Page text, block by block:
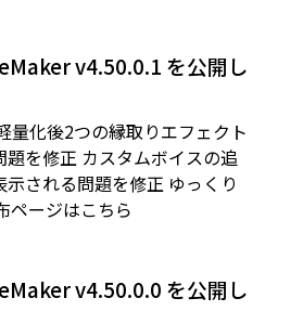
v4.50.0.1 を公開し
量化後2つの縁取りエフェクト
を修正 カスタムボイスの追
される問題を修正 ゆっくり
ページはこちら
v4.50.0.0 を公開し